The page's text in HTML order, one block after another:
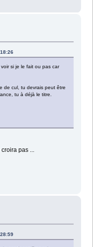
si je le fait ou pas car
de cul, tu devrais peut être
tu à déjà le titre.
pas ...